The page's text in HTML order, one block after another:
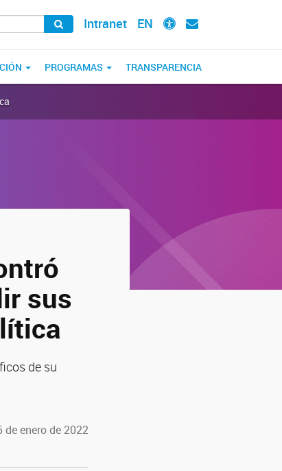
Intranet EN
PROGRAMAS TRANSPARENCIA
sus
de su
de enero de 2022